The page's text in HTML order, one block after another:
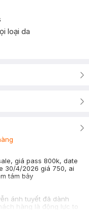
loại da
giá pass 800k, date
30/4/2026 giá 750, ai
tám bảy
ánh tuyết đã dành
hàng là động lực to